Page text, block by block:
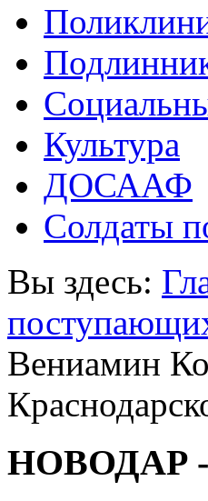
Культура
ДОСААФ
Солдаты
Вы здесь:
Вениамин
НОВОДАР -